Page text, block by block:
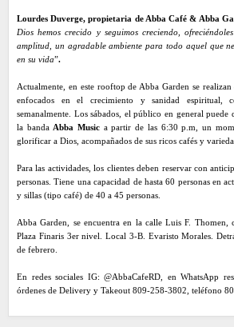
Lourdes Duverge, propietaria de Abba Café & Abba
Dios hemos crecido y seguimos creciendo,
amplitud, un agradable ambiente para todo aquel que
en su vida”.
Actualmente, en este rooftop de Abba Garden se
enfocados en el crecimiento y sanidad espiritual,
semanalmente. Los sábados, el público en general
la banda Abba Music a partir de las 6:30 p.m, un
glorificar a Dios, acompañados de sus ricos cafés y
Para las actividades, los clientes deben reservar con
personas. Tiene una capacidad de hasta 60 personas en
y sillas (tipo café) de 40 a 45 personas.
Abba Garden, se encuentra en la calle Luis F. Thomen,
Plaza Finaris 3er nivel. Local 3-B. Evaristo Morales.
de febrero.
En redes sociales IG: @AbbaCafeRD, en WhatsApp
órdenes de Delivery y Takeout 809-258-3802, teléfono